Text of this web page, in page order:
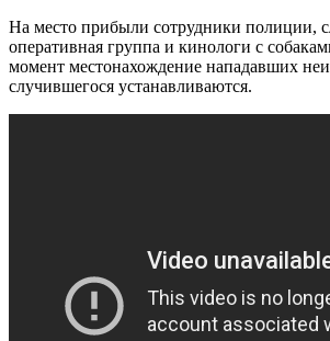
На место прибыли сотрудники полиции,
оперативная группа и кинологи с
момент местонахождение нападавших
случившегося устанавливаются.